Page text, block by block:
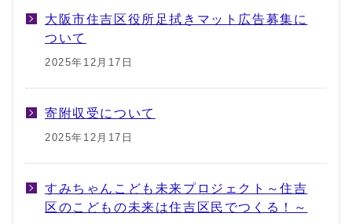
大阪市住吉区役所足拭きマット広告募集に
ついて
2025年12月17日
寄附収受について
2025年12月17日
すみちゃんこども未来プロジェクト～住吉
区のこどもの未来は住吉区民でつくる！～